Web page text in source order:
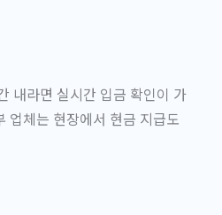
내라면 실시간 입금 확인이 가
업체는 현장에서 현금 지급도